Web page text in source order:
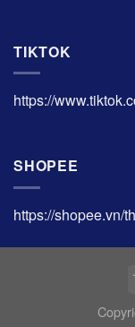
TIKTOK
https://
SHOPEE
https://shopee.vn/